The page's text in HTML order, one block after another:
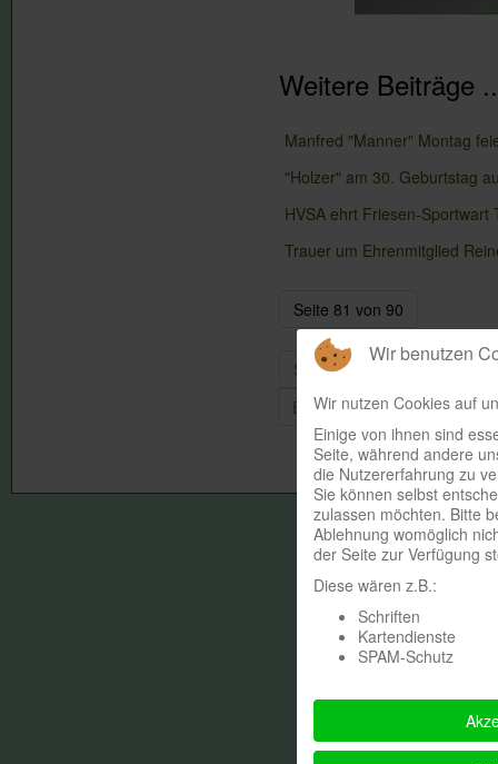
Weitere Beiträge
Manfred "Manner" Montag
"Holzer" am 30. Geburtstag
HVSA ehrt Friesen-Sportwart
Trauer um Ehrenmitglied
Seite 81 von 90
Start
Ende
Wir benutzen
Wir nutzen Cookies auf
Einige von ihnen sind
Seite, während andere
die Nutzererfahrung zu
Sie können selbst
zulassen möchten. Bitte
Ablehnung womöglich
der Seite zur Verfügung
Diese wären z.B.:
Schriften
Kartendienste
SPAM-Schutz